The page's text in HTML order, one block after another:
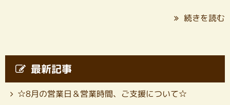
続きを読む
最新記事
☆8月の営業日＆営業時間、ご支援について☆